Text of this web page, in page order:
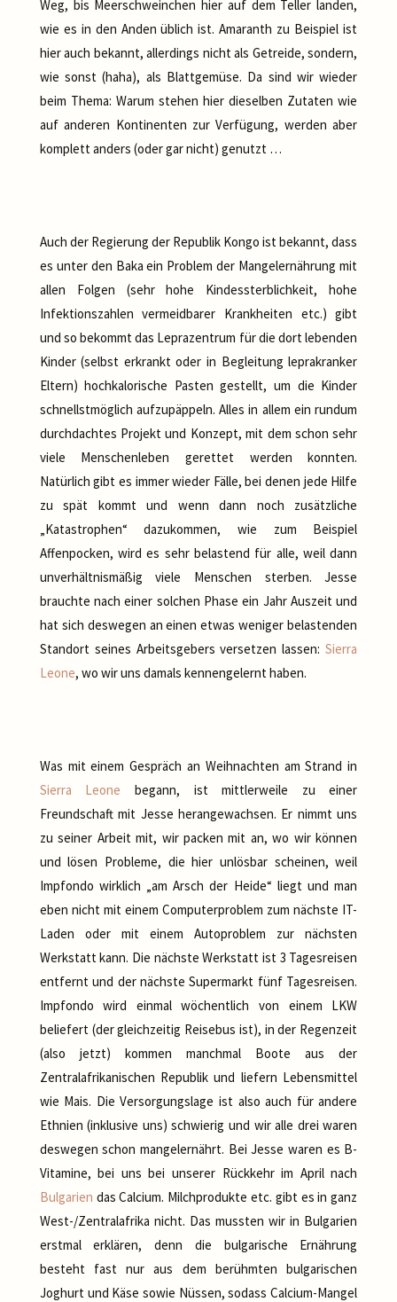
Weg, bis Meerschweinchen hier auf dem Teller landen,
wie es in den Anden üblich ist. Amaranth zu Beispiel ist
hier auch bekannt, allerdings nicht als Getreide, sondern,
wie sonst (haha), als Blattgemüse. Da sind wir wieder
beim Thema: Warum stehen hier dieselben Zutaten wie
auf anderen Kontinenten zur Verfügung, werden aber
komplett anders (oder gar nicht) genutzt …
Auch der Regierung der Republik Kongo ist bekannt, dass
es unter den Baka ein Problem der Mangelernährung mit
allen Folgen (sehr hohe Kindessterblichkeit, hohe
Infektionszahlen vermeidbarer Krankheiten etc.) gibt
und so bekommt das Leprazentrum für die dort lebenden
Kinder (selbst erkrankt oder in Begleitung leprakranker
Eltern) hochkalorische Pasten gestellt, um die Kinder
schnellstmöglich aufzupäppeln. Alles in allem ein rundum
durchdachtes Projekt und Konzept, mit dem schon sehr
viele Menschenleben gerettet werden konnten.
Natürlich gibt es immer wieder Fälle, bei denen jede Hilfe
zu spät kommt und wenn dann noch zusätzliche
„Katastrophen“ dazukommen, wie zum Beispiel
Affenpocken, wird es sehr belastend für alle, weil dann
unverhältnismäßig viele Menschen sterben. Jesse
brauchte nach einer solchen Phase ein Jahr Auszeit und
hat sich deswegen an einen etwas weniger belastenden
Standort seines Arbeitsgebers versetzen lassen:Sierra
Leone, wo wir uns damals kennengelernt haben.
Was mit einem Gespräch an Weihnachten am Strand in
Sierra Leone begann, ist mittlerweile zu einer
Freundschaft mit Jesse herangewachsen. Er nimmt uns
zu seiner Arbeit mit, wir packen mit an, wo wir können
und lösen Probleme, die hier unlösbar scheinen, weil
Impfondo wirklich „am Arsch der Heide“ liegt und man
eben nicht mit einem Computerproblem zum nächste IT-
Laden oder mit einem Autoproblem zur nächsten
Werkstatt kann. Die nächste Werkstatt ist 3 Tagesreisen
entfernt und der nächste Supermarkt fünf Tagesreisen.
Impfondo wird einmal wöchentlich von einem LKW
beliefert (der gleichzeitig Reisebus ist), in der Regenzeit
(also jetzt) kommen manchmal Boote aus der
Zentralafrikanischen Republik und liefern Lebensmittel
wie Mais. Die Versorgungslage ist also auch für andere
Ethnien (inklusive uns) schwierig und wir alle drei waren
deswegen schon mangelernährt. Bei Jesse waren es B-
Vitamine, bei uns bei unserer Rückkehr im April nach
Bulgarien das Calcium. Milchprodukte etc. gibt es in ganz
West-/Zentralafrika nicht. Das mussten wir in Bulgarien
erstmal erklären, denn die bulgarische Ernährung
besteht fast nur aus dem berühmten bulgarischen
Joghurt und Käse sowie Nüssen, sodass Calcium-Mangel